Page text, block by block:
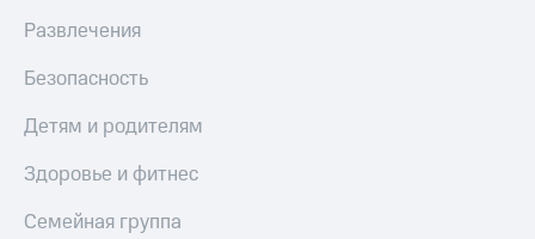
Развлечения
Безопасность
Детям и родителям
Здоровье и фитнес
Семейная группа